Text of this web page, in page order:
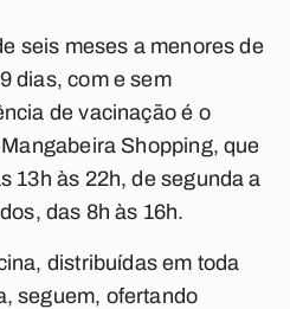
seis meses a menores de
dias, com e sem
de vacinação é o
Shopping, que
13h às 22h, de segunda a
das 8h às 16h.
distribuídas em toda
seguem, ofertando